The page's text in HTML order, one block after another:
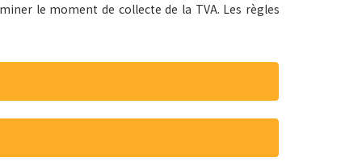
le moment de collecte de la TVA. Les règles